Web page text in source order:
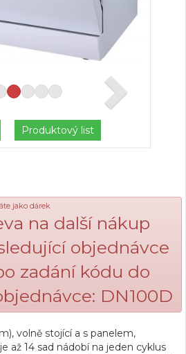
Produktový list
jako dárek
na další nákup
objednávce
zadání kódu do
DN100D
volně stojící a s panelem,
až 14 sad nádobí na jeden cyklus